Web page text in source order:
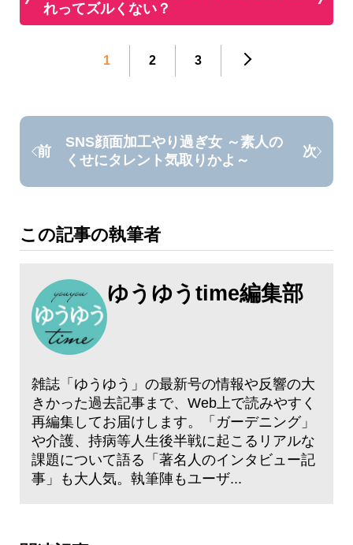
れってズルくない？
1 2 3
前
SNS顔面加工やり過ぎ女 ～素人の
くせにタレント気取りかよ～
次
この記事の執筆者
ゆうゆうtime編集部
雑誌「ゆうゆう」の最新号の情報や反響の大
きかった過去記事まで、Web上で読みやすく
再編集してお届けします。「ガーデニング」
や介護、持病等人生後半戦に起こるリアルな
課題について語る「著名人のインタビュー記
事」も大人気。執筆陣もユーザ...